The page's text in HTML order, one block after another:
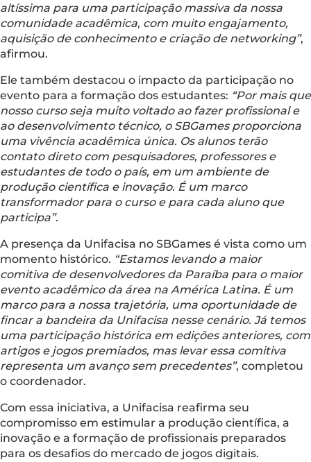
altíssima para uma participação massiva da nossa
comunidade acadêmica, com muito engajamento,
aquisição de conhecimento e criação de networking”,
afirmou.
Ele também destacou o impacto da participação no
evento para a formação dos estudantes: “Por mais que
nosso curso seja muito voltado ao fazer profissional e
ao desenvolvimento técnico, o SBGames proporciona
uma vivência acadêmica única. Os alunos terão
contato direto com pesquisadores, professores e
estudantes de todo o país, em um ambiente de
produção científica e inovação. É um marco
transformador para o curso e para cada aluno que
participa”.
A presença da Unifacisa no SBGames é vista como um
momento histórico. “Estamos levando a maior
comitiva de desenvolvedores da Paraíba para o maior
evento acadêmico da área na América Latina. É um
marco para a nossa trajetória, uma oportunidade de
fincar a bandeira da Unifacisa nesse cenário. Já temos
uma participação histórica em edições anteriores, com
artigos e jogos premiados, mas levar essa comitiva
representa um avanço sem precedentes”, completou
o coordenador.
Com essa iniciativa, a Unifacisa reafirma seu
compromisso em estimular a produção científica, a
inovação e a formação de profissionais preparados
para os desafios do mercado de jogos digitais.